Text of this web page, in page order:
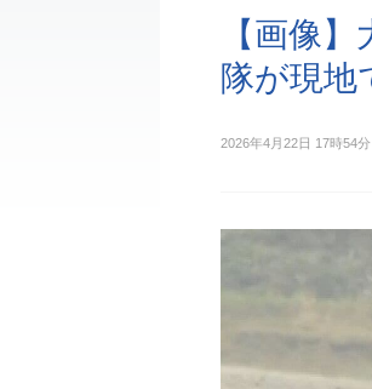
【画像
隊が現地
2026年4月22日 17時54分